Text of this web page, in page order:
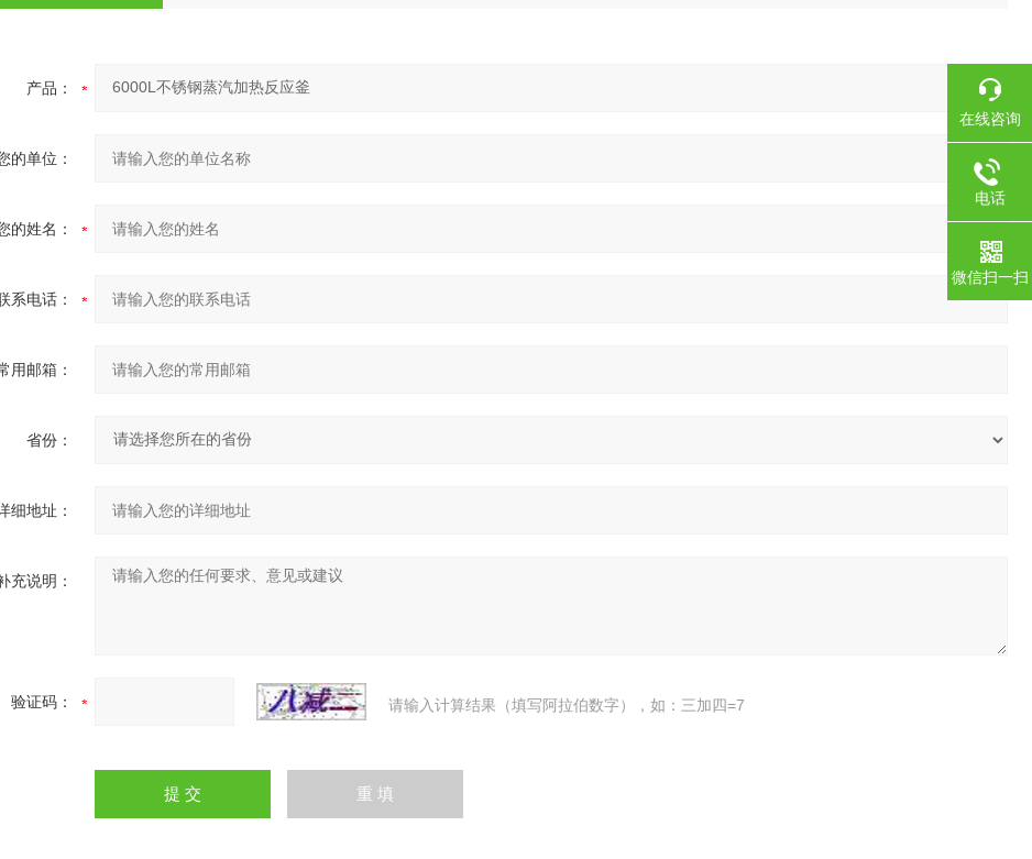
产品：
的单位：
的姓名：
系电话：
用邮箱：
省份：
细地址：
充说明：
验证码： 请输入计算结果（填写阿拉伯数字），如：三加四=7
在线咨询
电话
微信扫一扫